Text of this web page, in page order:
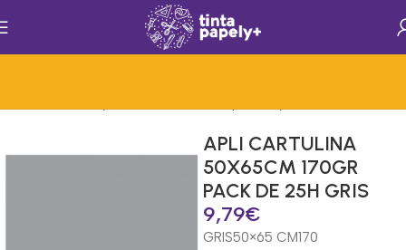
APLI CARTULINA
50X65CM 170GR
PACK DE 25H GRIS
9,79€
GRIS50×65 CM170